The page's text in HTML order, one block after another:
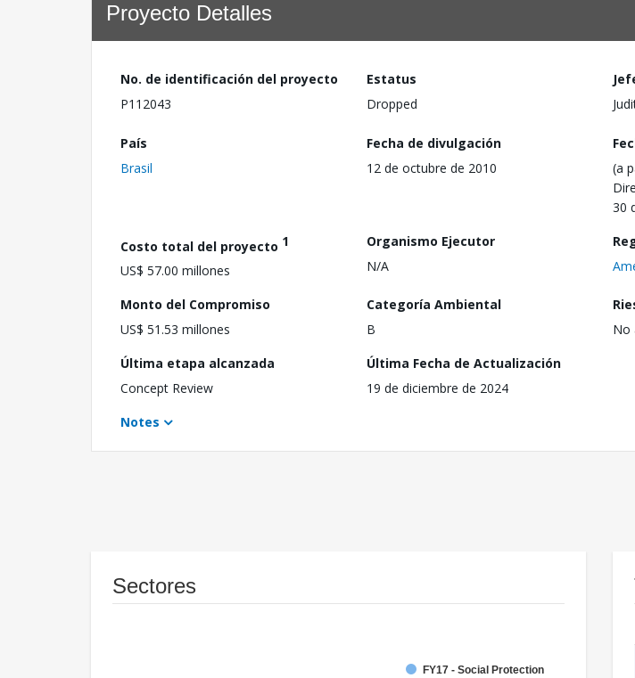
Proyecto Detalles
No. de identificación del proyecto
P112043
Estatus
Dropped
País
Brasil
Fecha de divulgación
12 de octubre de 2010
(a
30
Costo total del proyecto 1
US$ 57.00 millones
Organismo Ejecutor
N/A
Monto del Compromiso
US$ 51.53 millones
Categoría Ambiental
B
No
Última etapa alcanzada
Concept Review
Última Fecha de Actualización
19 de diciembre de 2024
Notes
Sectores
FY17 - Social Protection